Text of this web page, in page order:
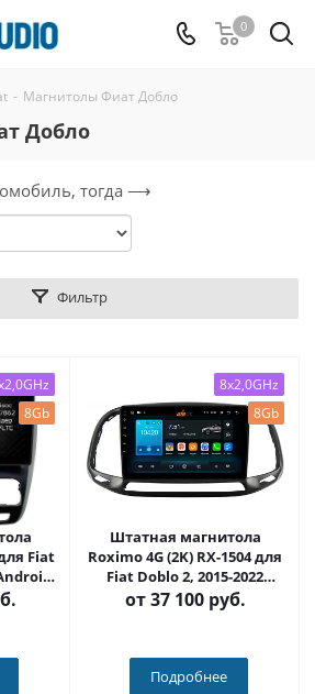
0
- Магнитолы Фиат Добло
Добло
тогда ⟶
Фильтр
8Gb
Fiat
8x2,0GHz
8Gb
Штатная магнитола
Roximo 4G (2K) RX-1504 для
Fiat Doblo 2, 2015-2022
(Android 13)
от37 100 руб.
Подробнее